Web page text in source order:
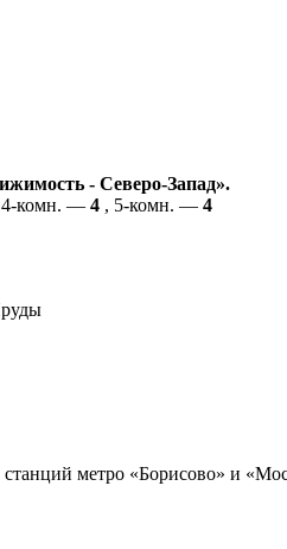
- Северо-Запад».
4-комн. — 4 , 5-комн. — 4
метро «Борисово» и